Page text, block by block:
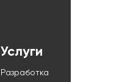
Услуги
Разработка